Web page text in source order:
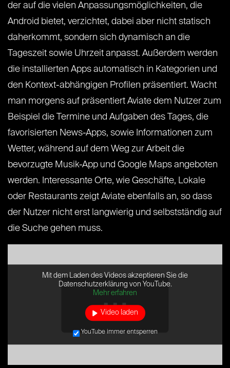
der auf die vielen Anpassungsmöglichkeiten, die
Android bietet, verzichtet, dabei aber nicht statisch
daherkommt, sondern sich dynamisch an die
Tageszeit sowie Uhrzeit anpasst. Außerdem werden
die installierten Apps automatisch in Kategorien und
den Kontext-abhängigen Profilen präsentiert. Wacht
man morgens auf präsentiert Aviate dem Nutzer zum
Beispiel die Termine und Aufgaben des Tages, die
favorisierten News-Apps, sowie Informationen zum
Wetter, während auf dem Weg zur Arbeit die
bevorzugte Musik-App und Google Maps angeboten
werden. Interessante Orte, wie Geschäfte, Lokale
oder Restaurants zeigt Aviate ebenfalls an, so dass
der Nutzer nicht erst langwierig und selbstständig auf
die Suche gehen muss.
Mit dem Laden des Videos akzeptieren Sie die
Datenschutzerklärung von YouTube.
Mehr erfahren
Video laden
YouTube immer entsperren